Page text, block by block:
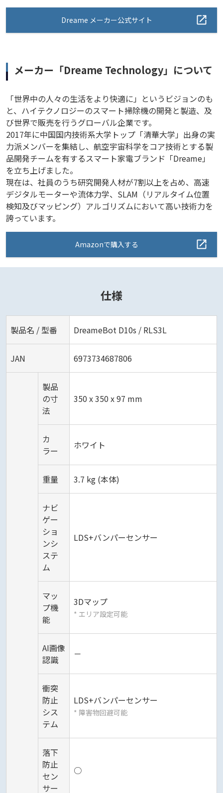
Dreame メーカー公式サイト
メーカー「Dreame Technology」について
「世界中の人々の生活をより快適に」というビジョンのも
と、ハイテクノロジーのスマート掃除機の開発と製造、及
び世界で販売を行うグローバル企業です。
2017年に中国国内技術系大学トップ「清華大学」出身の実
力派メンバーを集結し、航空宇宙科学をコア技術とする製
品開発チームを有するスマート家電ブランド「Dreame」
を立ち上げました。
現在は、社員のうち研究開発人材が7割以上を占め、高速
デジタルモーターや流体力学、SLAM（リアルタイム位置
検知及びマッピング）アルゴリズムにおいて高い技術力を
誇っています。
Amazonで購入する
仕様
製品名 / 型番 DreameBot D10s / RLS3L
JAN 6973734687806
製品
の寸
法
350 x 350 x 97 mm
カ
ラー
ホワイト
重量 3.7 kg (本体)
ナビ
ゲー
ショ
ンシ
ステ
ム
LDS+バンパーセンサー
マッ
プ機
能
3Dマップ
* エリア設定可能
AI画像
認識
－
衝突
防止
シス
テム
LDS+バンパーセンサー
* 障害物回避可能
落下
防止
セン
サー
○